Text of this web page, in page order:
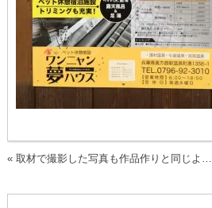
« 取材で撮影した写真も作品作りと同じよ…